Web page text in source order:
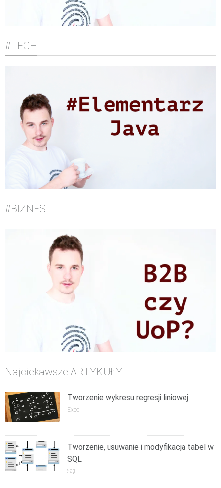
#TECH
#BIZNES
Najciekawsze ARTYKUŁY
Tworzenie wykresu regresji liniowej
Excel
Tworzenie, usuwanie i modyfikacja tabel w
SQL
SQL